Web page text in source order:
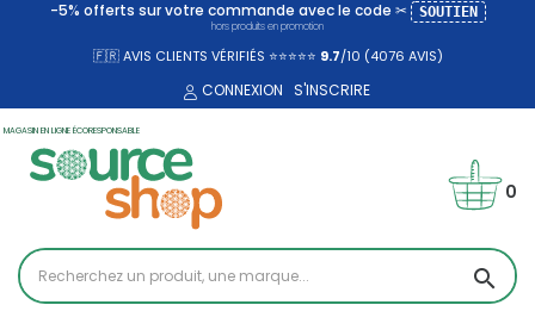
-5% offerts sur votre commande avec le code ✂ SOUTIEN
hors produits en promotion
🇫🇷 AVIS CLIENTS VÉRIFIÉS ⭐⭐⭐⭐⭐ 9.7/10 (4076 AVIS)
CONNEXION S'INSCRIRE
MAGASIN EN LIGNE ÉCORESPONSABLE
search
0